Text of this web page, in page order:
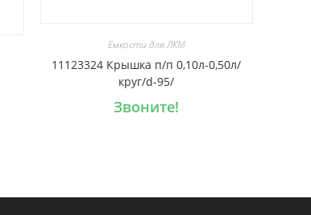
Емкости для ЛКМ
11123324 Крышка п/п 0,10л-0,50л/
круг/d-95/
Звоните!